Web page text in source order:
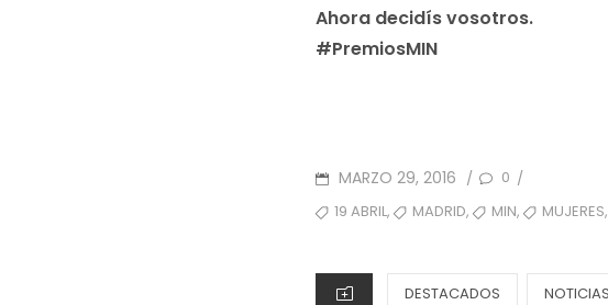
Ahora decidís vosotros.
#PremiosMIN
POSTED
ON
MARZO 29, 2016 / 0 /
TAGS19 ABRIL, MADRID, MIN, MUJERES,
CATEGORIES
DESTACADOS NOTICIAS